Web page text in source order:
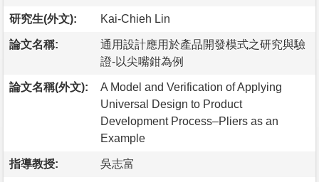
研究生(外文): Kai-Chieh Lin
論文名稱:
通用設計應用於產品開發模式之研究與驗
證-以尖嘴鉗為例
論文名稱(外文):
A Model and Verification of Applying
Universal Design to Product
Development Process–Pliers as an
Example
指導教授: 吳志富